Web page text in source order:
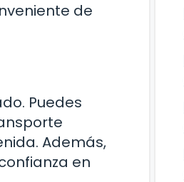
de
Puedes
Además,
en